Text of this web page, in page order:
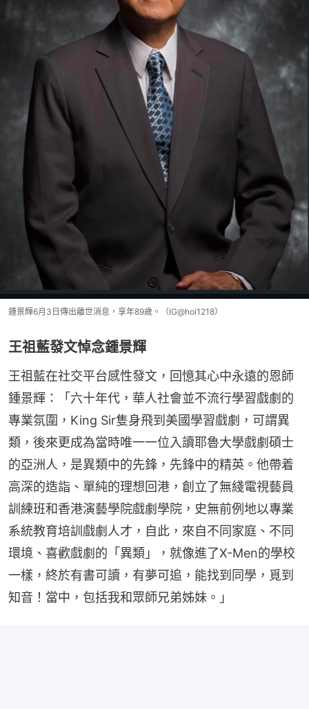
鍾景輝6月3日傳出離世消息，享年89歲。（IG@hoi1218）
王祖藍發文悼念鍾景輝
王祖藍在社交平台感性發文，回憶其心中永遠的恩師
鍾景輝：「六十年代，華人社會並不流行學習戲劇的
專業氛圍，King Sir隻身飛到美國學習戲劇，可謂異
類，後來更成為當時唯一一位入讀耶魯大學戲劇碩士
的亞洲人，是異類中的先鋒，先鋒中的精英。他帶着
高深的造詣、單純的理想回港，創立了無綫電視藝員
訓練班和香港演藝學院戲劇學院，史無前例地以專業
系統教育培訓戲劇人才，自此，來自不同家庭、不同
環境、喜歡戲劇的「異類」，就像進了X-Men的學校
一樣，終於有書可讀，有夢可追，能找到同學，覓到
知音！當中，包括我和眾師兄弟姊妹。」